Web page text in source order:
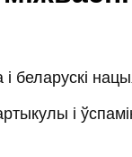
і беларускі
і